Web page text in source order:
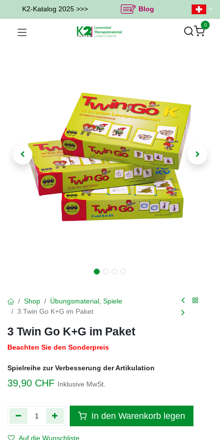
K2-Katalog 2025 >>> Blog
0
Shop
Übungsmaterial, Spiele
3 Twin Go K+G im Paket
3 Twin Go K+G im Paket
Beachten Sie den Sonderpreis
Spielreihe zur Verbesserung der Artikulation
39,90 CHF Inklusive MwSt.
In den Warenkorb legen
Auf die Wunschliste